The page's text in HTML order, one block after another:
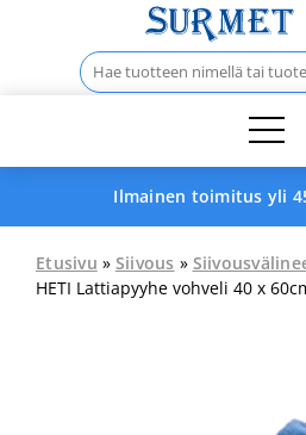
Haku:
Ilmainen toimitus yli
Etusivu » Siivous »
HETI Lattiapyyhe vohveli 40 x